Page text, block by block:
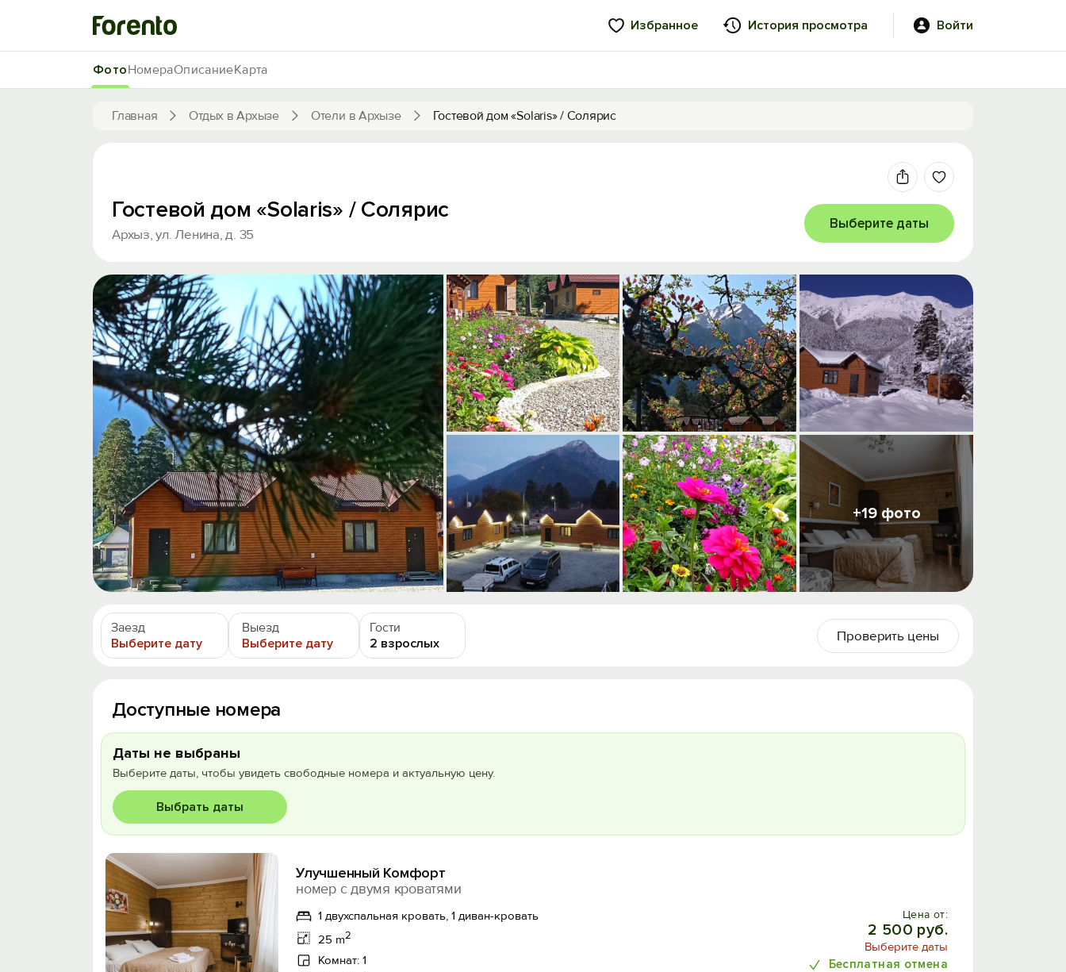
Избранное История просмотра Войти
Главная Отдых в Архызе Отели в Архызе Гостевой дом «Solaris» / Солярис
ФотоНомераОписаниеКарта
+19 фото
Гостевой дом «Solaris» / Солярис
Архыз, ул. Ленина, д. 35
Выберите даты
Заезд
Выберите дату
Выезд
Выберите дату
Гости
2 взрослых
Проверить цены
Доступные номера
Даты не выбраны
Выберите даты, чтобы увидеть свободные номера и актуальную цену.
Выбрать даты
Улучшенный Комфорт
номер с двумя кроватями
1 двухспальная кровать, 1 диван-кровать
25 m2
Комнат: 1
Цена от:
2 500 руб.
Выберите даты
Бесплатная отмена